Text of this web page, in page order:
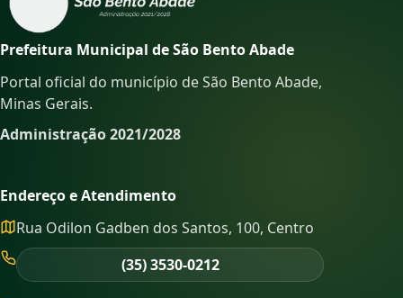
Prefeitura Municipal de São Bento Abade
Portal oficial do município de São Bento Abade,
Minas Gerais.
Administração 2021/2028
Endereço e Atendimento
Rua Odilon Gadben dos Santos, 100, Centro
(35) 3530-0212